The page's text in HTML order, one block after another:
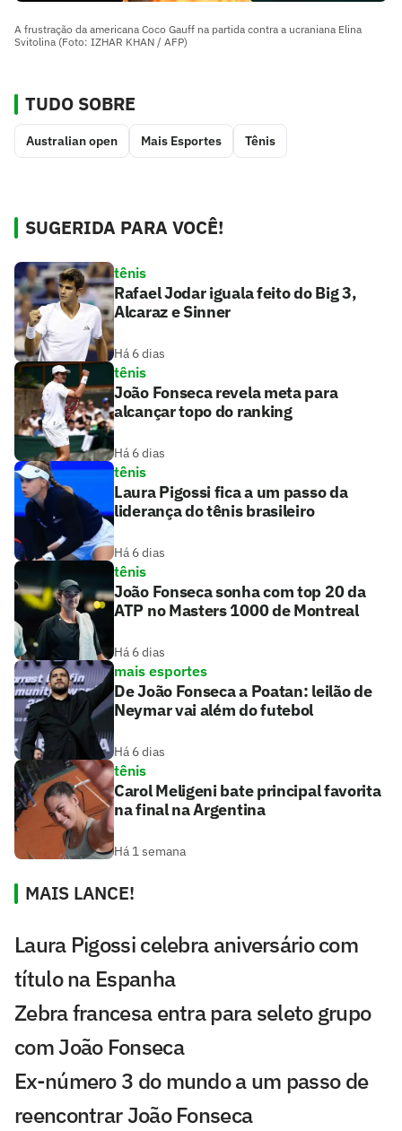
A frustração da americana Coco Gauff na partida contra a ucraniana Elina
Svitolina (Foto: IZHAR KHAN / AFP)
TUDO SOBRE
Australian open Mais Esportes Tênis
SUGERIDA PARA VOCÊ!
tênis
Rafael Jodar iguala feito do Big 3,
Alcaraz e Sinner
Há 6 dias
tênis
João Fonseca revela meta para
alcançar topo do ranking
Há 6 dias
tênis
Laura Pigossi fica a um passo da
liderança do tênis brasileiro
Há 6 dias
tênis
João Fonseca sonha com top 20 da
ATP no Masters 1000 de Montreal
Há 6 dias
mais esportes
De João Fonseca a Poatan: leilão de
Neymar vai além do futebol
Há 6 dias
tênis
Carol Meligeni bate principal favorita
na final na Argentina
Há 1 semana
MAIS LANCE!
Laura Pigossi celebra aniversário com
título na Espanha
Zebra francesa entra para seleto grupo
com João Fonseca
Ex-número 3 do mundo a um passo de
reencontrar João Fonseca